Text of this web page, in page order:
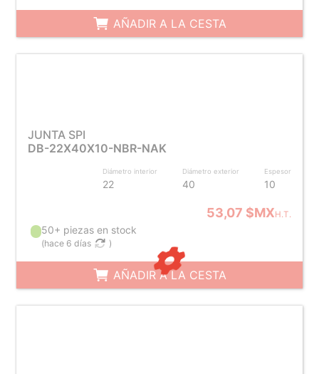
AÑADIR A LA CESTA
JUNTA SPI
DB-22X40X10-NBR-NAK
Diámetro interior
22
Diámetro exterior
40
Espesor
10
53,07 $MXH.T.
50+ piezas en stock
(hace 6 días )
AÑADIR A LA CESTA